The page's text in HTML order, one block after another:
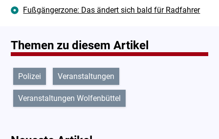
Fußgängerzone: Das ändert sich bald für Radfahrer
Themen zu diesem Artikel
Polizei Veranstaltungen
Veranstaltungen Wolfenbüttel